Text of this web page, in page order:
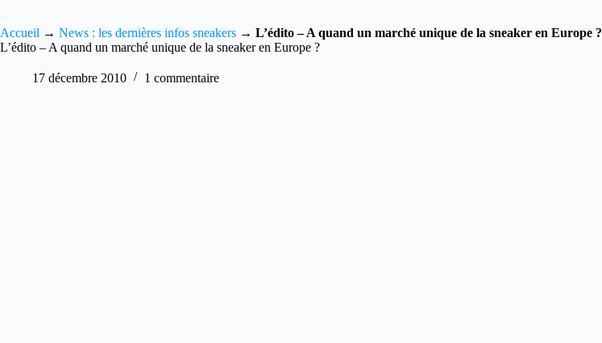
Accueil → News : les dernières infos sneakers → L’édito – A quand un marché unique de la sneaker en Europe ?
L’édito – A quand un marché unique de la sneaker en Europe ?
17 décembre 2010 1 commentaire